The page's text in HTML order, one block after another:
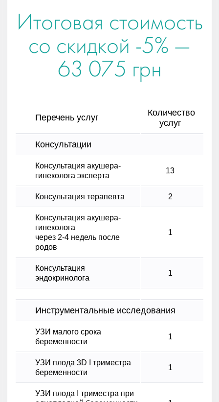
Итоговая стоимость
со скидкой -5% —
63 075 грн
Перечень услуг
Количество
услуг
Консультации
Консультация акушера-
гинеколога эксперта
13
Консультация терапевта 2
Консультация акушера-
гинеколога
через 2-4 недель после
родов
1
Консультация
эндокринолога
1
Инструментальные исследования
УЗИ малого срока
беременности
1
УЗИ плода 3D І триместра
беременности
1
УЗИ плода I триместра при